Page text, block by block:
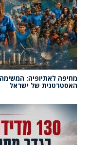
מחיפה לאתיופיה:
האסטרטגית של ישראל